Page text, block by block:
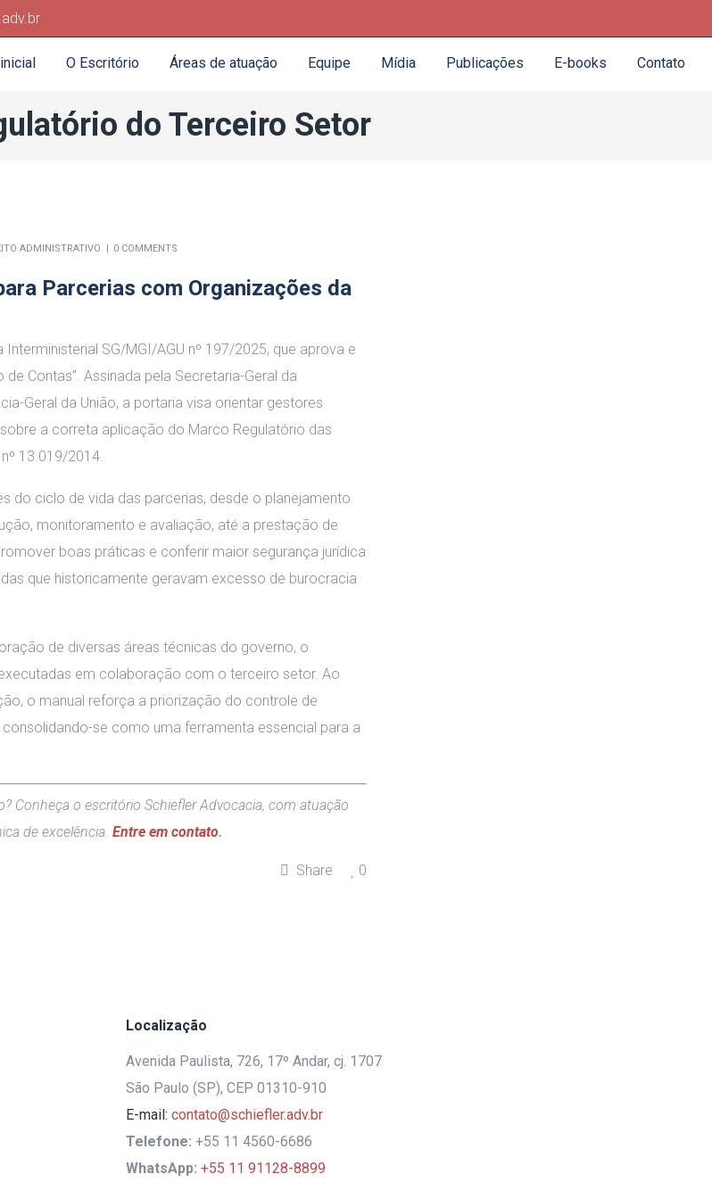
O Escritório Áreas de atuação Equipe Mídia Publicações E-books Contato
do Terceiro Setor
ADMINISTRATIVO 0 COMMENTS
Parcerias com Organizações da
SG/MGI/AGU nº 197/2025, que aprova e
Contas”. Assinada pela Secretaria-Geral da
Geral da União, a portaria visa orientar gestores
a correta aplicação do Marco Regulatório das
13.019/2014.
do ciclo de vida das parcerias, desde o planejamento
monitoramento e avaliação, até a prestação de
boas práticas e conferir maior segurança jurídica
que historicamente geravam excesso de burocracia
de diversas áreas técnicas do governo, o
em colaboração com o terceiro setor. Ao
o manual reforça a priorização do controle de
se como uma ferramenta essencial para a
Conheça o escritório Schiefler Advocacia, com atuação
de excelência. Entre em contato.
Share 0
Localização
Avenida Paulista, 726, 17º Andar, cj. 1707
São Paulo (SP), CEP 01310-910
E-mail: contato@schiefler.adv.br
Telefone: +55 11 4560-6686
WhatsApp: +55 11 91128-8899